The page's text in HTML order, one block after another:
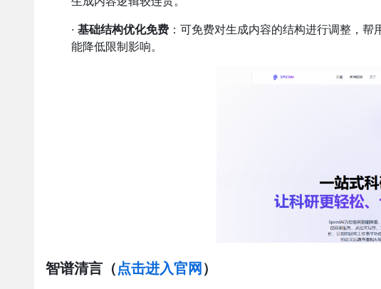
· 基础结构优化免费 ：可免费对生成内容的结构进行调整，
能降低限制影响。
智谱清言 （点击进入官网 ）